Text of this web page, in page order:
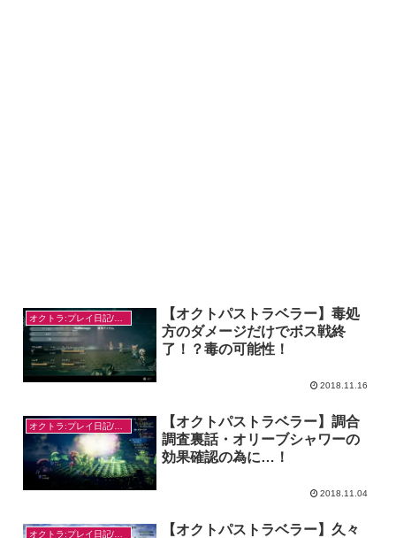
【オクトパストラベラー】毒処
方のダメージだけでボス戦終
了！？毒の可能性！
2018.11.16
【オクトパストラベラー】調合
調査裏話・オリーブシャワーの
効果確認の為に…！
2018.11.04
【オクトパストラベラー】久々